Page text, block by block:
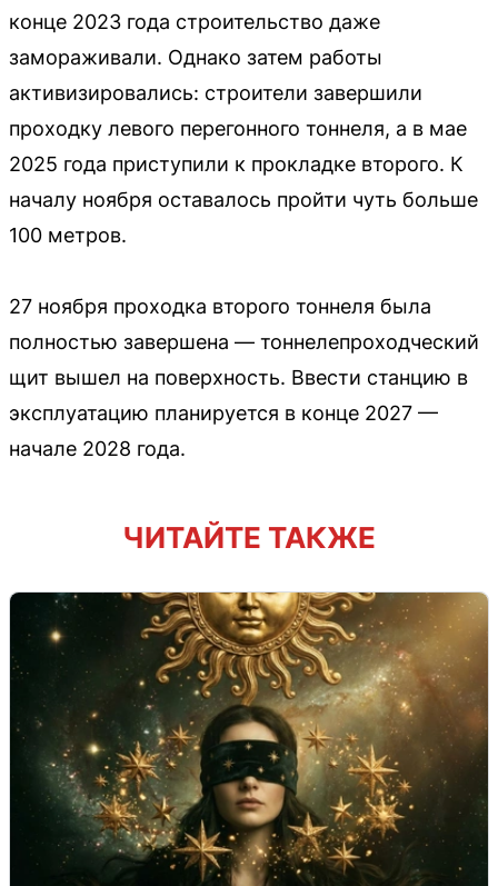
конце 2023 года строительство даже
замораживали. Однако затем работы
активизировались: строители завершили
проходку левого перегонного тоннеля, а в мае
2025 года приступили к прокладке второго. К
началу ноября оставалось пройти чуть больше
100 метров.
27 ноября проходка второго тоннеля была
полностью завершена — тоннелепроходческий
щит вышел на поверхность. Ввести станцию в
эксплуатацию планируется в конце 2027 —
начале 2028 года.
ЧИТАЙТЕ ТАКЖЕ